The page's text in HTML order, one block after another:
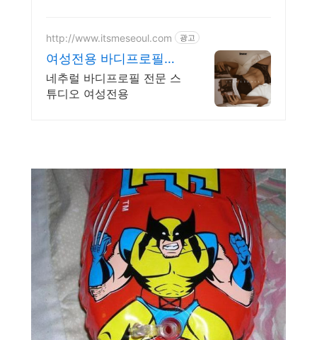
http://www.itsmeseoul.com 광고
여성전용 바디프로필스
튜디오
네추럴 바디프로필 전문 스
튜디오 여성전용